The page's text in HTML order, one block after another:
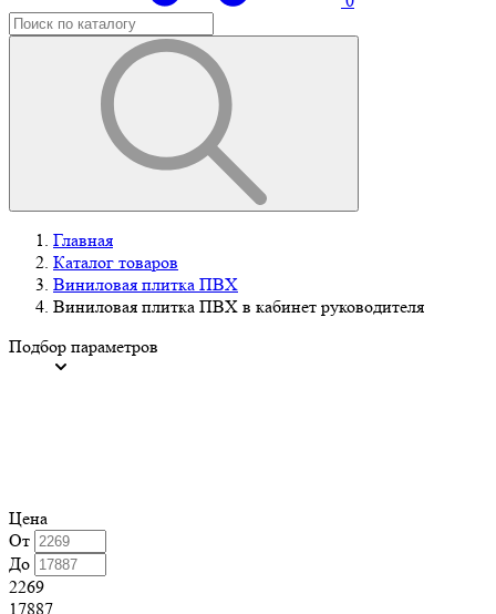
Главная
Каталог товаров
Виниловая плитка ПВХ
Виниловая плитка ПВХ в кабинет руководителя
Подбор параметров
Цена
От
До
2269
17887